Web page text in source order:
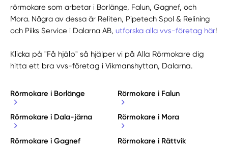
rörmokare som arbetar i Borlänge, Falun, Gagnef, och
Mora. Några av dessa är Reliten, Pipetech Spol & Relining
och Piiks Service i Dalarna AB,utforska alla vvs-företag här!
Klicka på "Få hjälp" så hjälper vi på Alla Rörmokare dig
hitta ett bra vvs-företag i Vikmanshyttan, Dalarna.
Rörmokare i Borlänge Rörmokare i Falun
Rörmokare i Dala-järna Rörmokare i Mora
Rörmokare i Gagnef Rörmokare i Rättvik